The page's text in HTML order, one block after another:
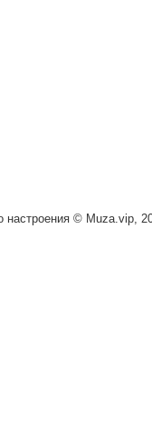
настроения © Muza.vip,